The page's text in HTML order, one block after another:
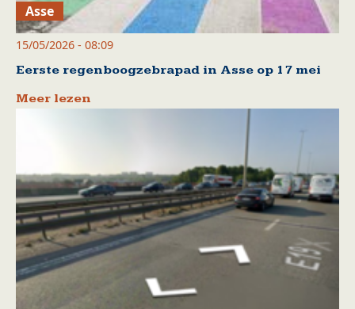
Asse
15/05/2026 - 08:09
Eerste regenboogzebrapad in Asse op 17 mei
Meer lezen